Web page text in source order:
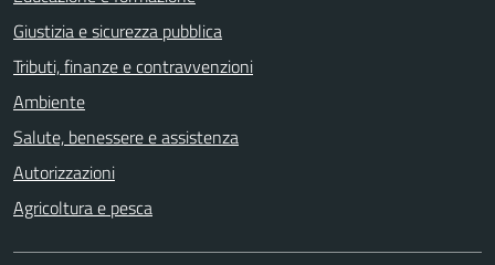
Giustizia e sicurezza pubblica
Tributi, finanze e contravvenzioni
Ambiente
Salute, benessere e assistenza
Autorizzazioni
Agricoltura e pesca